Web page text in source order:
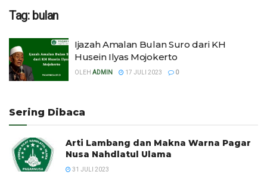
Tag: bulan
Ijazah Amalan Bulan Suro dari KH
Husein Ilyas Mojokerto
OLEH ADMIN 17 JULI 2023 0
Sering Dibaca
Arti Lambang dan Makna Warna Pagar
Nusa Nahdlatul Ulama
31 JULI 2023